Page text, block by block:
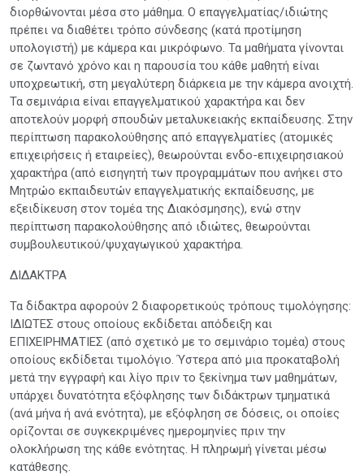
διορθώνονται μέσα στο μάθημα. Ο επαγγελματίας/ιδιώτης
πρέπει να διαθέτει τρόπο σύνδεσης (κατά προτίμηση
υπολογιστή) με κάμερα και μικρόφωνο. Τα μαθήματα γίνονται
σε ζωντανό χρόνο και η παρουσία του κάθε μαθητή είναι
υποχρεωτική, στη μεγαλύτερη διάρκεια με την κάμερα ανοιχτή.
Τα σεμινάρια είναι επαγγελματικού χαρακτήρα και δεν
αποτελούν μορφή σπουδών μεταλυκειακής εκπαίδευσης. Στην
περίπτωση παρακολούθησης από επαγγελματίες (ατομικές
επιχειρήσεις ή εταιρείες), θεωρούνται ενδο-επιχειρησιακού
χαρακτήρα (από εισηγητή των προγραμμάτων που ανήκει στο
Μητρώο εκπαιδευτών επαγγελματικής εκπαίδευσης, με
εξειδίκευση στον τομέα της Διακόσμησης), ενώ στην
περίπτωση παρακολούθησης από ιδιώτες, θεωρούνται
συμβουλευτικού/ψυχαγωγικού χαρακτήρα.
ΔΙΔΑΚΤΡΑ
Τα δίδακτρα αφορούν 2 διαφορετικούς τρόπους τιμολόγησης:
ΙΔΙΩΤΕΣ στους οποίους εκδίδεται απόδειξη και
ΕΠΙΧΕΙΡΗΜΑΤΙΕΣ (από σχετικό με το σεμινάριο τομέα) στους
οποίους εκδίδεται τιμολόγιο. Ύστερα από μια προκαταβολή
μετά την εγγραφή και λίγο πριν το ξεκίνημα των μαθημάτων,
υπάρχει δυνατότητα εξόφλησης των διδάκτρων τμηματικά
(ανά μήνα ή ανά ενότητα), με εξόφληση σε δόσεις, οι οποίες
ορίζονται σε συγκεκριμένες ημερομηνίες πριν την
ολοκλήρωση της κάθε ενότητας. Η πληρωμή γίνεται μέσω
κατάθεσης.